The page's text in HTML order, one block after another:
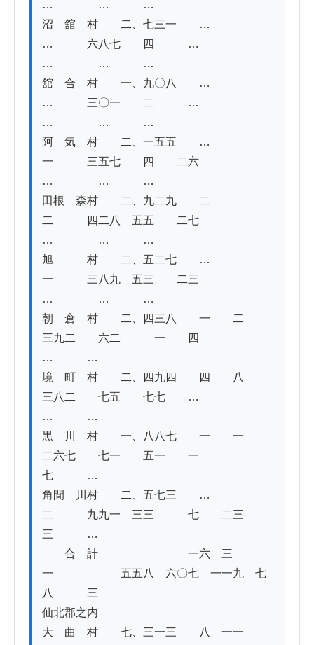
…　　　　…　　　…
沼　舘　村　　二、七三一　　…
…　　　六八七　　四　　　…
…　　　　…　　　…
舘　合　村　　一、九〇八　　…
…　　　三〇一　　二　　　…
…　　　　…　　　…
阿　気　村　　二、一五五　　…
一　　　三五七　　四　　二六
…　　　　…　　　…
田根　森村　　二、九二九　　二
二　　　四二八　五五　　二七
…　　　　…　　　…
旭　　　村　　二、五二七　　…
一　　　三八九　五三　　二三
…　　　　…　　　…
朝　倉　村　　二、四三八　　一　　二
三九二　　六二　　　一　　四
…　　　…
境　町　村　　二、四九四　　四　　八
三八二　　七五　　七七　　…
…　　　…
黒　川　村　　一、八八七　　一　　一
二六七　　七一　　五一　　一
七　　　…
角間　川村　　二、五七三　　…
二　　　九九一　三三　　　七　　二三
三　　　…
合　計　　　　　　　　一六　三
一　　　　　　五五八　六〇七　一一九　七
八　　　三
仙北郡之内
大　曲　村　　七、三一三　　八　一一